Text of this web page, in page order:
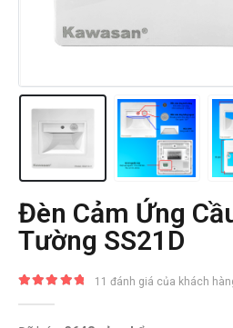
Đèn Cảm Ứng
Tường SS21D
11 đánh giá của khách